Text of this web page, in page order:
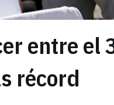
entre el
récord